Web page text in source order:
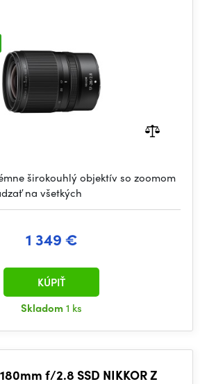
širokouhlý objektív so zoomom
na všetkých
1 349 €
Skladom1 ks
KÚPIŤ
f/2.8 SSD NIKKOR Z